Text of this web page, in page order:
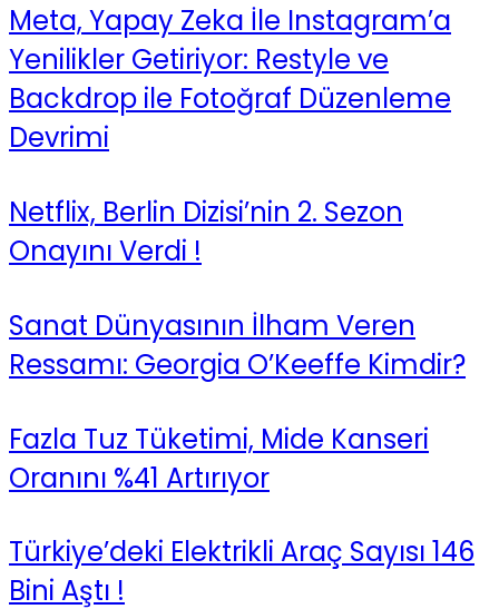
Meta, Yapay Zeka İle Instagram’a
Yenilikler Getiriyor: Restyle ve
Backdrop ile Fotoğraf Düzenleme
Devrimi
Netflix, Berlin Dizisi’nin 2. Sezon
Onayını Verdi !
Sanat Dünyasının İlham Veren
Ressamı: Georgia O’Keeffe Kimdir?
Fazla Tuz Tüketimi, Mide Kanseri
Oranını %41 Artırıyor
Türkiye’deki Elektrikli Araç Sayısı 146
Bini Aştı !